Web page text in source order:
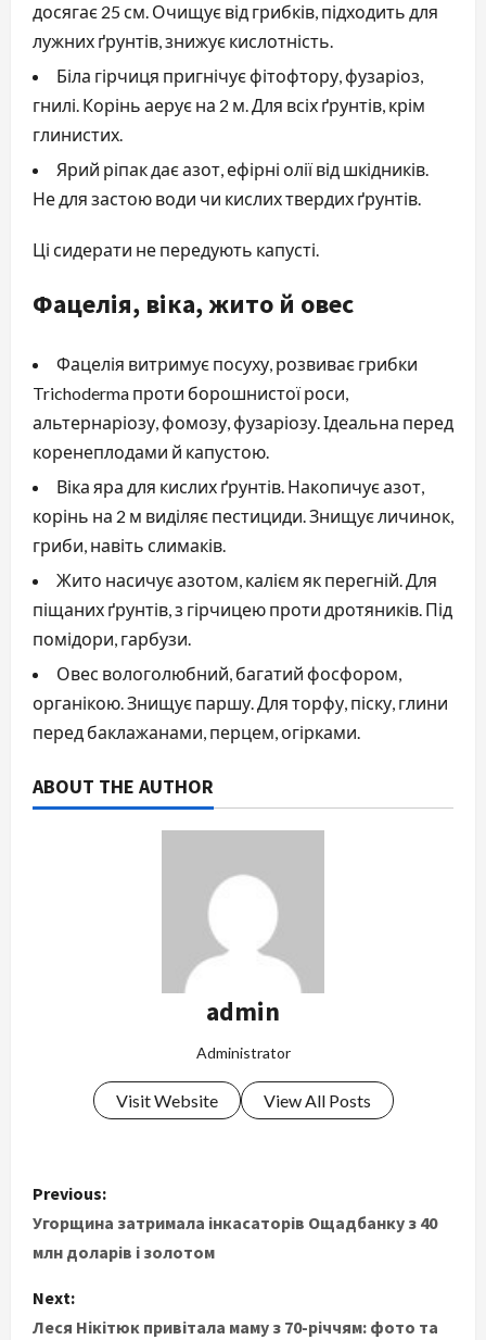
досягає 25 см. Очищує від грибків, підходить для
лужних ґрунтів, знижує кислотність.
Біла гірчиця пригнічує фітофтору, фузаріоз,
гнилі. Корінь аерує на 2 м. Для всіх ґрунтів, крім
глинистих.
Ярий ріпак дає азот, ефірні олії від шкідників.
Не для застою води чи кислих твердих ґрунтів.
Ці сидерати не передують капусті.
Фацелія, віка, жито й овес
Фацелія витримує посуху, розвиває грибки
Trichoderma проти борошнистої роси,
альтернаріозу, фомозу, фузаріозу. Ідеальна перед
коренеплодами й капустою.
Віка яра для кислих ґрунтів. Накопичує азот,
корінь на 2 м виділяє пестициди. Знищує личинок,
гриби, навіть слимаків.
Жито насичує азотом, калієм як перегній. Для
піщаних ґрунтів, з гірчицею проти дротяників. Під
помідори, гарбузи.
Овес вологолюбний, багатий фосфором,
органікою. Знищує паршу. Для торфу, піску, глини
перед баклажанами, перцем, огірками.
ABOUT THE AUTHOR
admin
Administrator
Visit Website View All Posts
P
o
t
Previous:
Угорщина затримала інкасаторів Ощадбанку з 40
млн доларів і золотом
Next:
Леся Нікітюк привітала маму з 70-річчям: фото та